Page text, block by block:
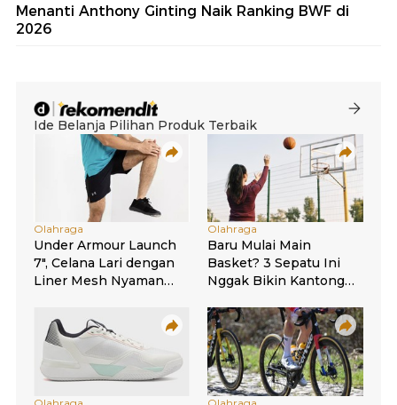
Menanti Anthony Ginting Naik Ranking BWF di
2026